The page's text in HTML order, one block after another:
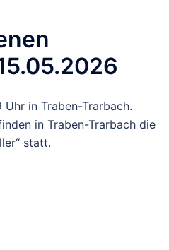
in Traben-Trarbach.
in Traben-Trarbach die
statt.